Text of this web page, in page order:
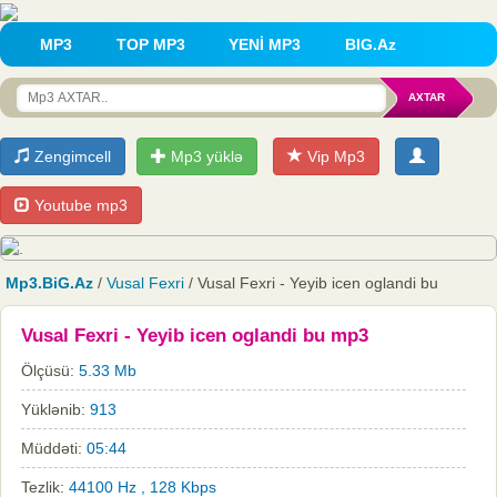
MP3 TOP MP3 YENİ MP3 BIG.Az
Zengimcell Mp3 yüklə Vip Mp3
Youtube mp3
Mp3.BiG.Az / Vusal Fexri / Vusal Fexri - Yeyib icen oglandi bu
Vusal Fexri - Yeyib icen oglandi bu mp3
Ölçüsü: 5.33 Mb
Yüklənib: 913
Müddəti: 05:44
Tezlik: 44100 Hz , 128 Kbps